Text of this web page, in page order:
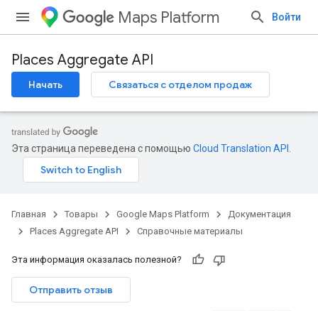
Maps Platform Войти
Places Aggregate API
Начать Связаться с отделом продаж
Эта страница переведена с помощью Cloud Translation API
Главная Товары Google Maps Platform
Документация
Places Aggregate API
Справочные материалы
Эта информация оказалась полезной?
Отправить отзыв